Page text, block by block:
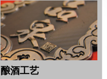
酿酒工艺